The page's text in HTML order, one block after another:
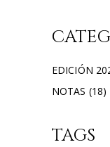
EDICIÓN
NOTAS (18)
TAGS